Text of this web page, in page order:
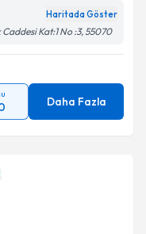
Haritada Göster
Kat:1 No :3, 55070
Daha Fazla